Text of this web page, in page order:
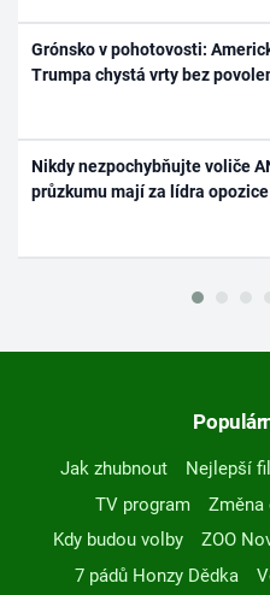
Grónsko v pohotovosti:
Trumpa chystá vrty bez
Nikdy nezpochybňujte voliče
průzkumu mají za lídra
Jak zhubnout Nejlepší
TV program
Změna
Kdy budou volby
ZOO
7 pádů Honzy Dědka